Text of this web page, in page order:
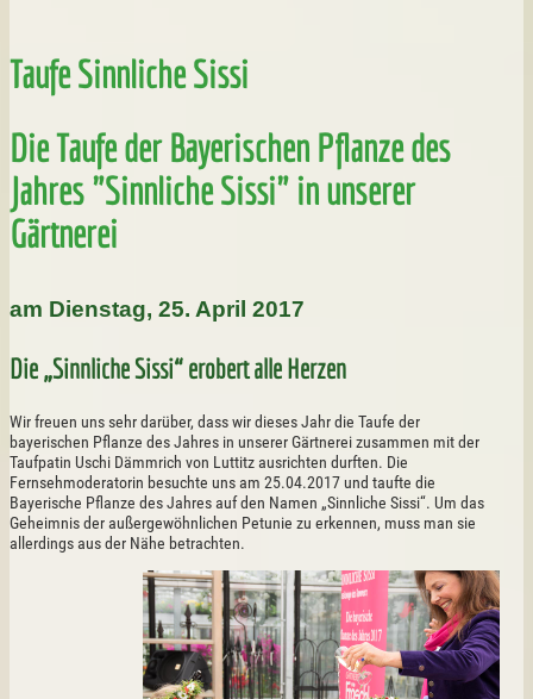
Taufe Sinnliche Sissi
Die Taufe der Bayerischen Pflanze des
Jahres "Sinnliche Sissi" in unserer
Gärtnerei
am Dienstag, 25. April 2017
Die „Sinnliche Sissi“ erobert alle Herzen
Wir freuen uns sehr darüber, dass wir dieses Jahr die Taufe der
bayerischen Pflanze des Jahres in unserer Gärtnerei zusammen mit der
Taufpatin Uschi Dämmrich von Luttitz ausrichten durften. Die
Fernsehmoderatorin besuchte uns am 25.04.2017 und taufte die
Bayerische Pflanze des Jahres auf den Namen „Sinnliche Sissi“. Um das
Geheimnis der außergewöhnlichen Petunie zu erkennen, muss man sie
allerdings aus der Nähe betrachten.